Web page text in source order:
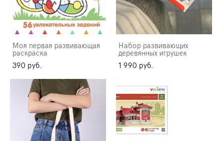
Моя первая развивающая
раскраска
390 pуб.
Набор развивающих
деревянных игрушек
1 990 pуб.